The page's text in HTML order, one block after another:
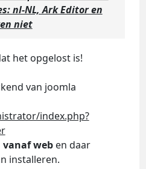
nl-NL, Ark Editor en
niet
het opgelost is!
van joomla
index.php?
weben daar
installeren.